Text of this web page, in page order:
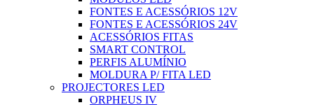
FONTES E ACESSÓRIOS 12V
FONTES E ACESSÓRIOS 24V
ACESSÓRIOS FITAS
SMART CONTROL
PERFIS ALUMÍNIO
MOLDURA P/ FITA LED
PROJECTORES LED
ORPHEUS IV